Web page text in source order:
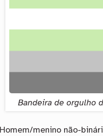
Bandeira de orgulho
Homem/menino não-